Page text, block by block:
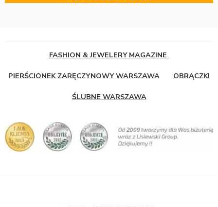
FASHION & JEWELERY MAGAZINE
PIERŚCIONEK ZARĘCZYNOWY WARSZAWA OBRĄCZKI
ŚLUBNE WARSZAWA